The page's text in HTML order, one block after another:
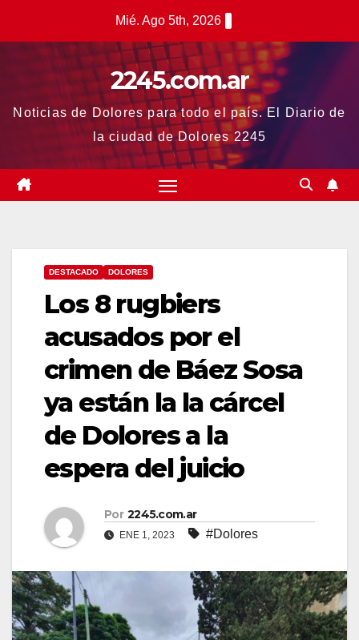
Mié. Ago 5th, 2026
2245.com.ar
Noticias de Dolores para todo el país. El Diario de
la ciudad de Dolores 2245
DESTACADO DOLORES
Los 8 rugbiers
acusados por el
crimen de Báez Sosa
ya están la la cárcel
de Dolores a la
espera del juicio
Por 2245.com.ar
ENE 1, 2023 #Dolores